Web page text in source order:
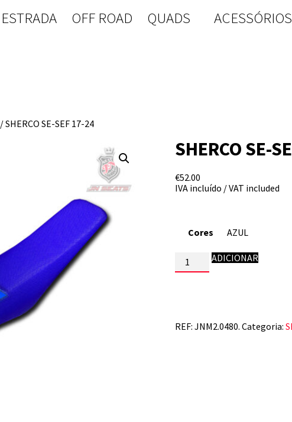
ESTRADA OFF ROAD QUADS ACESSÓRIOS
/ SHERCO SE-SEF 17-24
SHERCO SE-
€52.00
IVA incluído / VAT included
Cores
Quantidade
24
ADICIONAR
REF: JNM2.0480. Categoria: